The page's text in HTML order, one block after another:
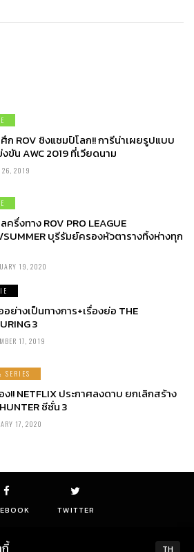
ศึก ROV ชิงแชมป์โลก!! การีน่าเผยรูปแบบ
ขัน AWC 2019 ที่เวียดนาม
26, 2019
รึ่งทาง ROV PRO LEAGUE
บุรีรัมย์ครองหัวตารางทิ้งห่างทุก
19, 2020
ย่างเป็นทางการ+เรื่องย่อ THE
3
17, 2019
SERIES
!! NETFLIX ประกาศลงดาบ ยกเลิกสร้าง
ซีซั่น 3
17, 2020
TWITTER
TH
กี้